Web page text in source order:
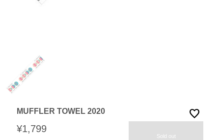
MUFFLER TOWEL 2020 favorite
¥1,799
Sold out